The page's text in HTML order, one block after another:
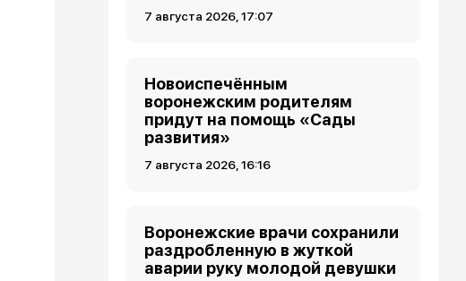
7 августа 2026, 17:07
Новоиспечённым
воронежским родителям
придут на помощь «Сады
развития»
7 августа 2026, 16:16
Воронежские врачи сохранили
раздробленную в жуткой
аварии руку молодой девушки